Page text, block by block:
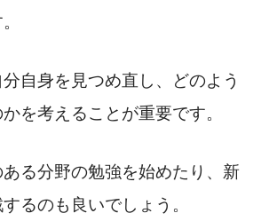
自身を見つめ直し、どのよう
を考えることが重要です。
る分野の勉強を始めたり、新
るのも良いでしょう。